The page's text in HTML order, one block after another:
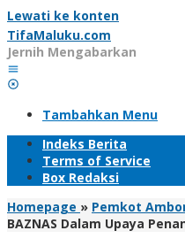
Lewati ke konten
TifaMaluku.com
Jernih Mengabarkan
Tambahkan Menu
Indeks Berita
Terms of Service
Box Redaksi
Homepage » Pemkot
BAZNAS Dalam Upaya